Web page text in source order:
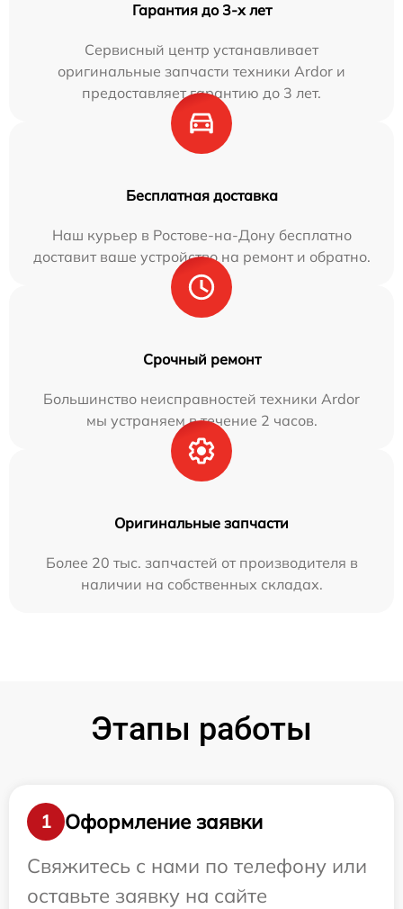
Гарантия до 3-х лет
Сервисный центр устанавливает
оригинальные запчасти техники Ardor и
предоставляет гарантию до 3 лет.
Бесплатная доставка
Наш курьер в Ростове-на-Дону бесплатно
доставит ваше устройство на ремонт и обратно.
Срочный ремонт
Большинство неисправностей техники Ardor
мы устраняем в течение 2 часов.
Оригинальные запчасти
Более 20 тыс. запчастей от производителя в
наличии на собственных складах.
Этапы работы
1
Оформление заявки
Свяжитесь с нами по телефону или
оставьте заявку на сайте